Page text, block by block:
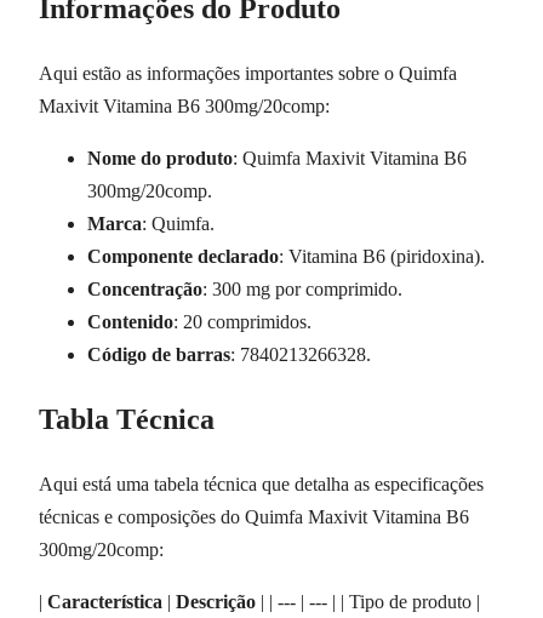
Informações do Produto
Aqui estão as informações importantes sobre o Quimfa
Maxivit Vitamina B6 300mg/20comp:
Nome do produto: Quimfa Maxivit Vitamina B6
300mg/20comp.
Marca: Quimfa.
Componente declarado: Vitamina B6 (piridoxina).
Concentração: 300 mg por comprimido.
Contenido: 20 comprimidos.
Código de barras: 7840213266328.
Tabla Técnica
Aqui está uma tabela técnica que detalha as especificações
técnicas e composições do Quimfa Maxivit Vitamina B6
300mg/20comp:
| Característica | Descrição | | --- | --- | | Tipo de produto |